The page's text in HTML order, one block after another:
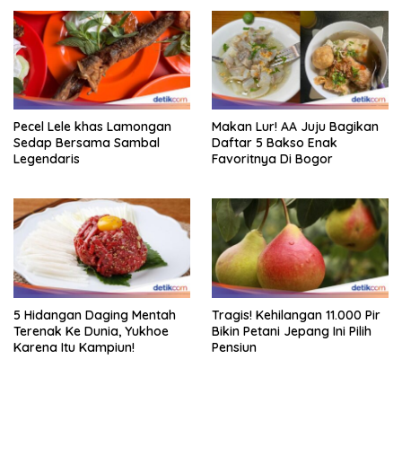
Pecel Lele khas Lamongan
Sedap Bersama Sambal
Legendaris
Makan Lur! AA Juju Bagikan
Daftar 5 Bakso Enak
Favoritnya Di Bogor
5 Hidangan Daging Mentah
Terenak Ke Dunia, Yukhoe
Karena Itu Kampiun!
Tragis! Kehilangan 11.000 Pir
Bikin Petani Jepang Ini Pilih
Pensiun